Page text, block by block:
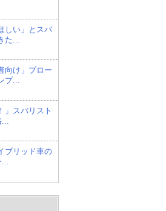
しい」とスバ
た...
向け」プロー
プ...
」スバリスト
ブリッド車の